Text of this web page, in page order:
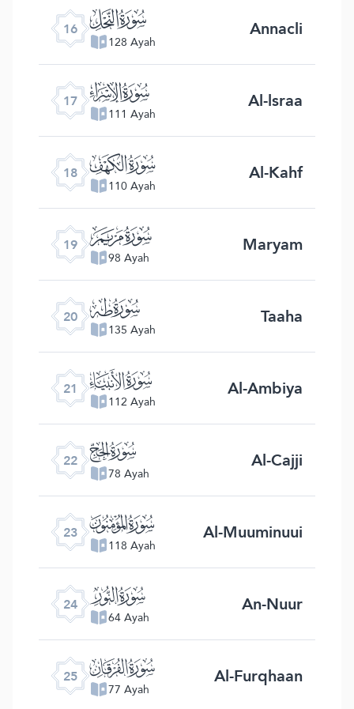
16 ﮜ
128 Ayah Annacli
17 ﮝ
111 Ayah Al-lsraa
18 ﮞ
110 Ayah Al-Kahf
19 ﮟ
98 Ayah Maryam
20 ﮠ
135 Ayah Taaha
21 ﮡ
112 Ayah Al-Ambiya
22 ﮢ
78 Ayah Al-Cajji
23 ﮣ
118 Ayah Al-Muuminuui
24 ﮤ
64 Ayah An-Nuur
25 ﮥ
77 Ayah Al-Furqhaan